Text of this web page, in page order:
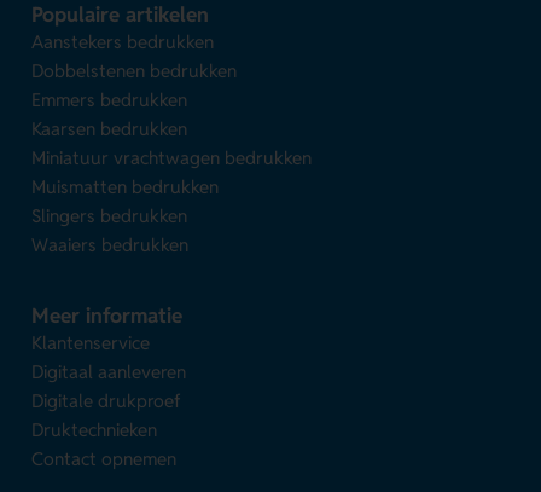
Populaire artikelen
Aanstekers bedrukken
Dobbelstenen bedrukken
Emmers bedrukken
Kaarsen bedrukken
Miniatuur vrachtwagen bedrukken
Muismatten bedrukken
Slingers bedrukken
Waaiers bedrukken
Meer informatie
Klantenservice
Digitaal aanleveren
Digitale drukproef
Druktechnieken
Contact opnemen